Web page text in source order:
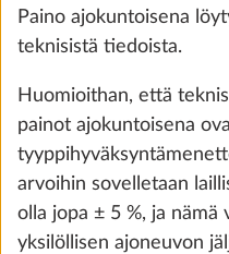
Paino ajokuntoisena
teknisistä tiedoista.
Huomioithan, että
painot ajokuntoisena
arvoihin sovelletaan
olla jopa ± 5 %, ja nämä
yksilöllisen ajoneuvon